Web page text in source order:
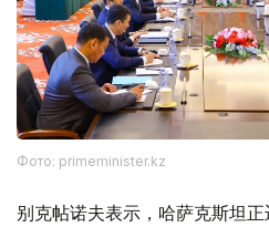
Фото: primeminister.kz
别克帖诺夫表示，哈萨克斯坦